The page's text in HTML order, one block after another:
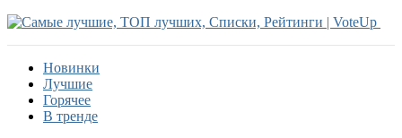
Новинки
Лучшие
Горячее
В тренде